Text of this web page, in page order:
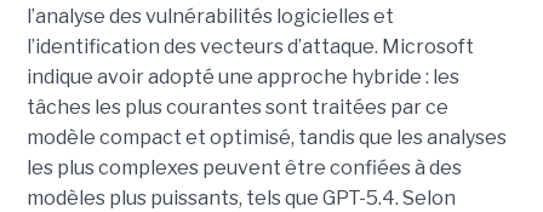
l’analyse des vulnérabilités logicielles et
l’identification des vecteurs d’attaque. Microsoft
indique avoir adopté une approche hybride : les
tâches les plus courantes sont traitées par ce
modèle compact et optimisé, tandis que les analyses
les plus complexes peuvent être confiées à des
modèles plus puissants, tels que GPT-5.4. Selon